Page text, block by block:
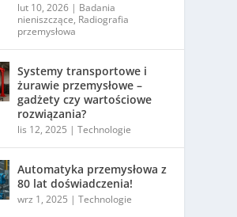
lut 10, 2026 | Badania
nieniszczące, Radiografia
przemysłowa
Systemy transportowe i
żurawie przemysłowe –
gadżety czy wartościowe
rozwiązania?
lis 12, 2025 |Technologie
Automatyka przemysłowa z
80 lat doświadczenia!
wrz 1, 2025 |Technologie